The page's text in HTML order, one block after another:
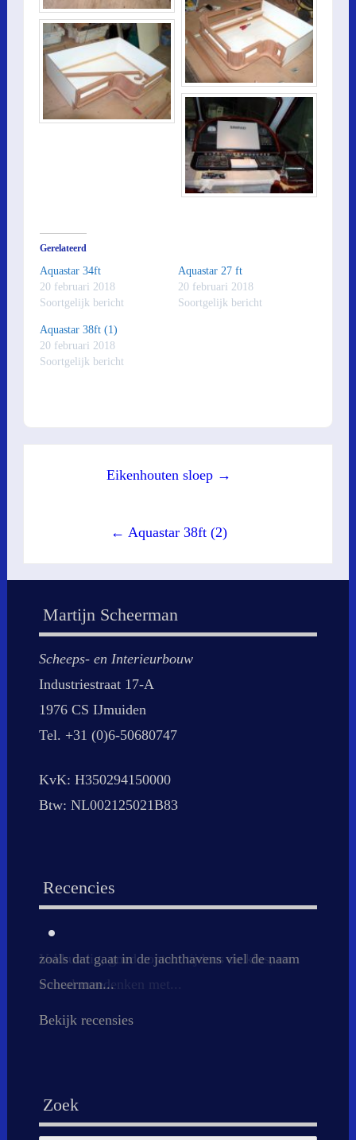
Gerelateerd
Aquastar 34ft
20 februari 2018
Soortgelijk bericht
Aquastar 27 ft
20 februari 2018
Soortgelijk bericht
Aquastar 38ft (1)
20 februari 2018
Soortgelijk bericht
Eikenhouten sloep →
← Aquastar 38ft (2)
Martijn Scheerman
Scheeps- en Interieurbouw
Industriestraat 17-A
1976 CS IJmuiden
Tel. +31 (0)6-50680747
KvK: H350294150000
Btw: NL002125021B83
Recencies
Vakkundig, goed contact tijdens de klus, en
vooral meedenken met...
Bekijk recensies
Zoek